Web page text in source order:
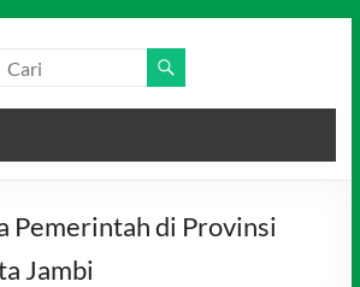
Pemerintah di Provinsi
Jambi